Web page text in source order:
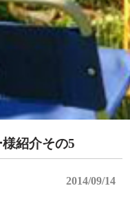
紹介その5
2014/09/14